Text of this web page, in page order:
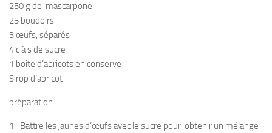
250 g de mascarpone
25 boudoirs
3 œufs, séparés
4 c à s de sucre
1 boite d’abricots en conserve
Sirop d’abricot
préparation
1- Battre les jaunes d’œufs avec le sucre pour obtenir un mélange